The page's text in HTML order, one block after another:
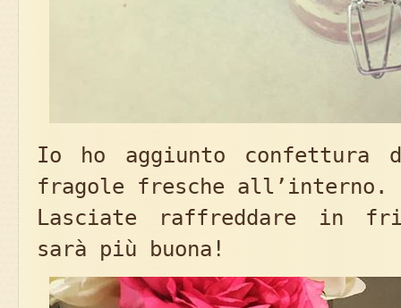
Io ho aggiunto confettura
fragole fresche all’interno.
Lasciate raffreddare in
sarà più buona!